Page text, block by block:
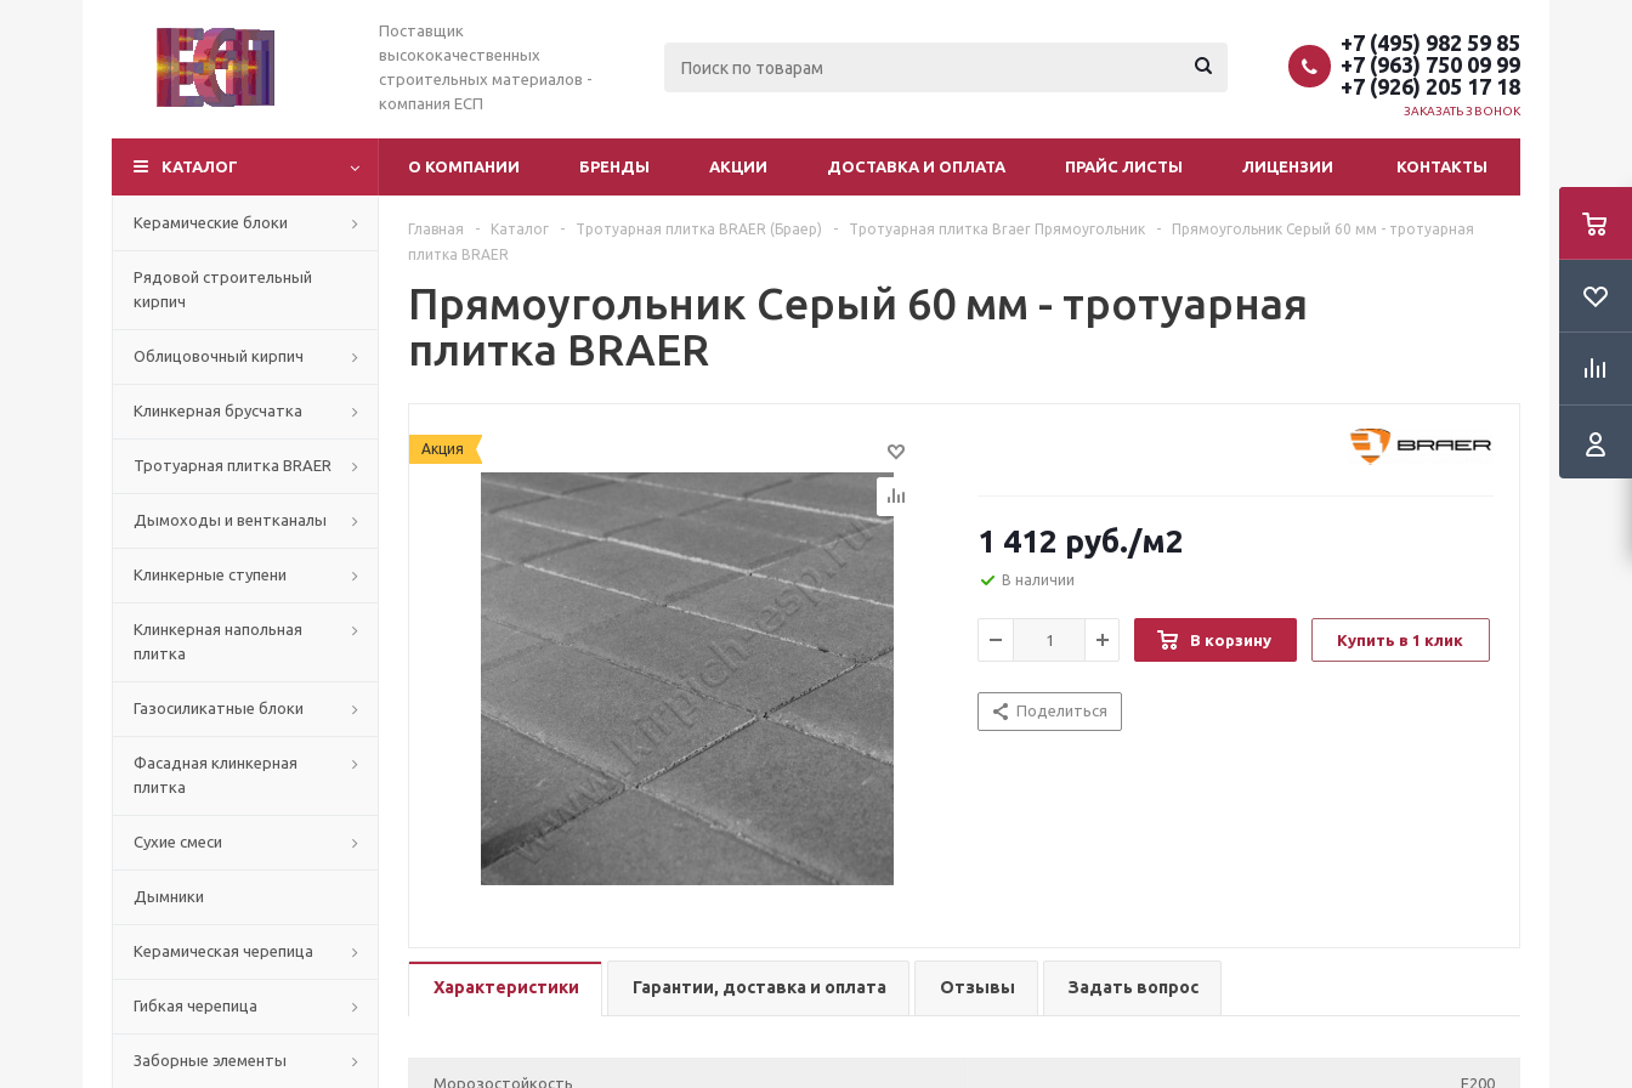
Поставщик
высококачественных
строительных материалов -
компания ЕСП
+7 (495) 982 59 85
+7 (963) 750 09 99
+7 (926) 205 17 18
ЗАКАЗАТЬ ЗВОНОК
КАТАЛОГ О КОМПАНИИ БРЕНДЫ АКЦИИ ДОСТАВКА И ОПЛАТА ПРАЙС ЛИСТЫ ЛИЦЕНЗИИ КОНТАКТЫ
Керамические блоки
Рядовой строительный
кирпич
Облицовочный кирпич
Клинкерная брусчатка
Тротуарная плитка BRAER
Дымоходы и вентканалы
Клинкерные ступени
Клинкерная напольная
плитка
Газосиликатные блоки
Фасадная клинкерная
плитка
Сухие смеси
Дымники
Керамическая черепица
Гибкая черепица
Заборные элементы
Главная - Каталог - Тротуарная плитка BRAER (Браер) - Тротуарная плитка Braer Прямоугольник -
Прямоугольник Серый 60 мм - тротуарная
плитка BRAER
Прямоугольник Серый 60 мм - тротуарная
плитка BRAER
Акция
1 412 руб./м2
В наличии
В корзину Купить в 1 клик
Поделиться
Характеристики Гарантии, доставка и оплата Отзывы Задать вопрос
Морозостойкость F200